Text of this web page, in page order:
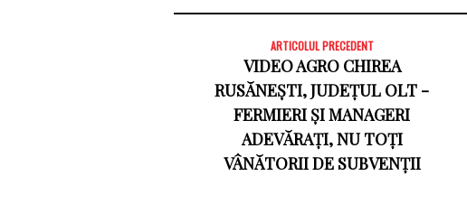
ARTICOLUL PRECEDENT
VIDEO AGRO CHIREA
RUSĂNEȘTI, JUDEȚUL OLT -
FERMIERI ȘI MANAGERI
ADEVĂRAȚI, NU TOȚI
VÂNĂTORII DE SUBVENȚII